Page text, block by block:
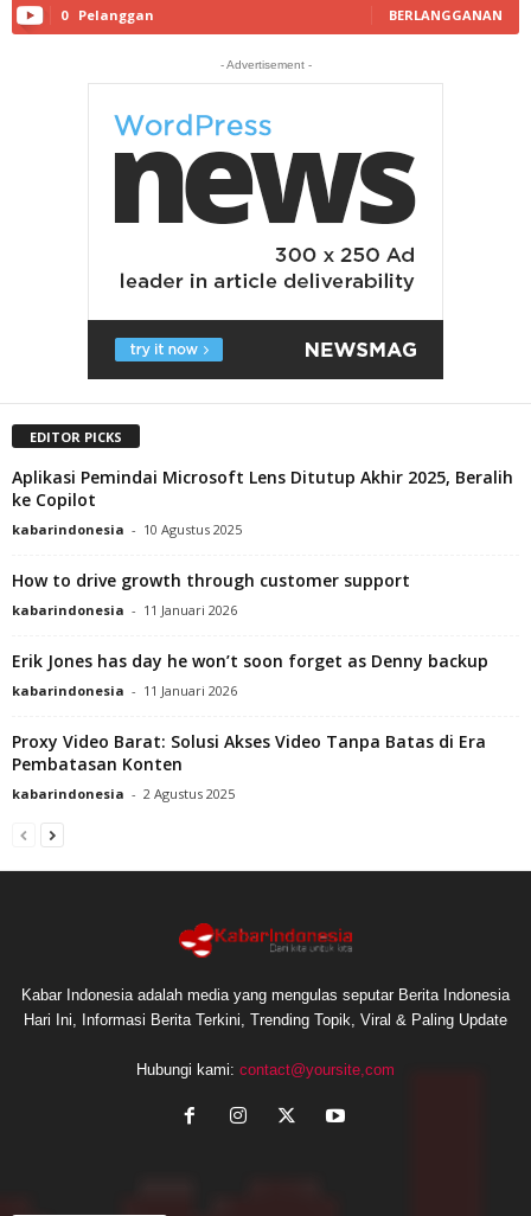
0 Pelanggan BERLANGGANAN
- Advertisement -
EDITOR PICKS
Aplikasi Pemindai Microsoft Lens Ditutup Akhir 2025, Beralih
ke Copilot
kabarindonesia - 10 Agustus 2025
How to drive growth through customer support
kabarindonesia - 11 Januari 2026
Erik Jones has day he won’t soon forget as Denny backup
kabarindonesia - 11 Januari 2026
Proxy Video Barat: Solusi Akses Video Tanpa Batas di Era
Pembatasan Konten
kabarindonesia - 2 Agustus 2025
Kabar Indonesia adalah media yang mengulas seputar Berita Indonesia
Hari Ini, Informasi Berita Terkini, Trending Topik, Viral & Paling Update
Hubungi kami: contact@yoursite,com